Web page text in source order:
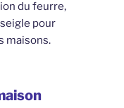
du feurre,
pour
maisons.